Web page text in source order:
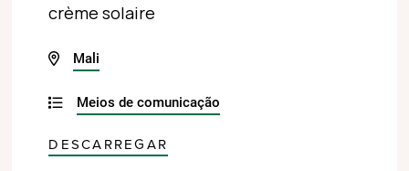
crème solaire
Mali
Meios de comunicação
DESCARREGAR